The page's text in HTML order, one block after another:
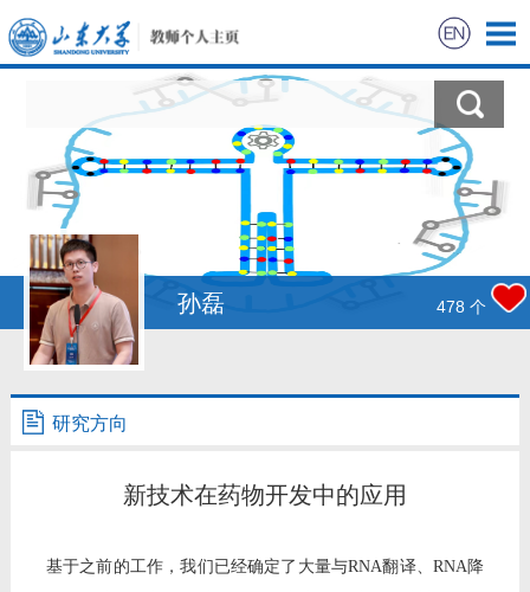
科学研究
教学研究
获奖信息
招生信息
学生信息
我的相册
孙磊 478 个
研究方向
新技术在药物开发中的应用
基于之前的工作，我们已经确定了大量与RNA翻译、RNA降